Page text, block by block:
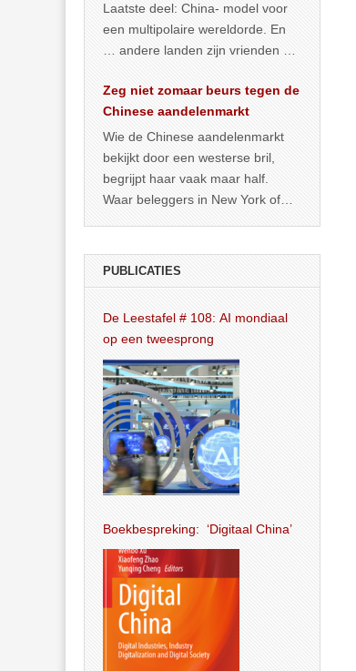
Laatste deel: China- model voor
een multipolaire wereldorde. En
… andere landen zijn vrienden of
Zeg niet zomaar beurs tegen de
Chinese aandelenmarkt
Wie de Chinese aandelenmarkt
bekijkt door een westerse bril,
begrijpt haar vaak maar half.
Waar beleggers in New York of
PUBLICATIES
De Leestafel # 108: AI mondiaal
op een tweesprong
Boekbespreking: ‘Digitaal China’